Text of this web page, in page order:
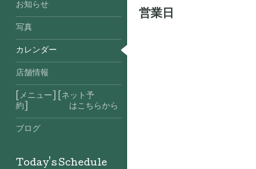
営業日
お知らせ
写真
カレンダー
店舗情報
[メニュー] [ネット予
約] はこちらから
ブログ
Today's Schedule